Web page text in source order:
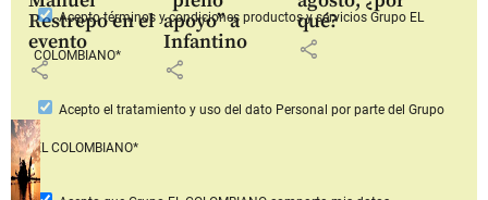
Restrepo en el
evento
share
apoyo” a
Infantino
share
qué?
share
Aceptotérminos y condiciones productos y serviciosGrupo EL
COLOMBIANO*
Acepto el tratamiento y uso del dato Personal por parte del Grupo
EL COLOMBIANO*